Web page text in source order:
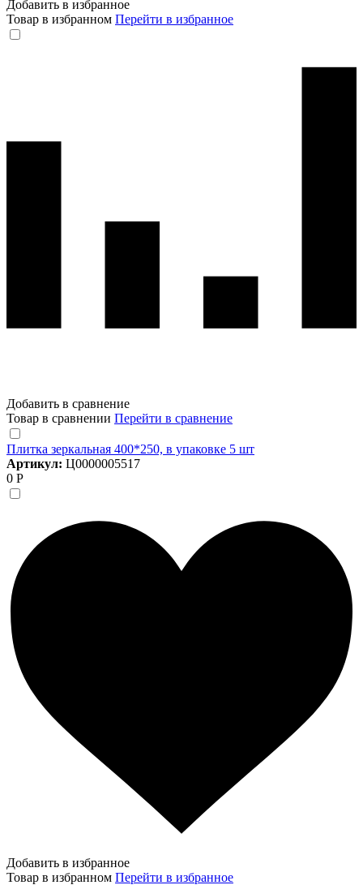
Добавить в избранное
Товар в избранном Перейти в избранное
Добавить в сравнение
Товар в сравнении Перейти в сравнение
Плитка зеркальная 400*250, в упаковке 5 шт
Артикул: Ц0000005517
0 Р
Добавить в избранное
Товар в избранном Перейти в избранное